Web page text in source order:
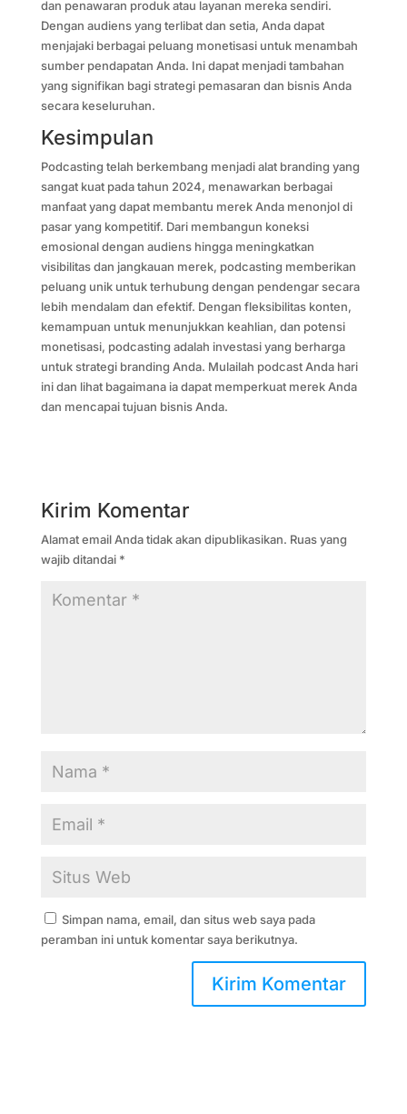
dan penawaran produk atau layanan mereka sendiri.
Dengan audiens yang terlibat dan setia, Anda dapat
menjajaki berbagai peluang monetisasi untuk menambah
sumber pendapatan Anda. Ini dapat menjadi tambahan
yang signifikan bagi strategi pemasaran dan bisnis Anda
secara keseluruhan.
Kesimpulan
Podcasting telah berkembang menjadi alat branding yang
sangat kuat pada tahun 2024, menawarkan berbagai
manfaat yang dapat membantu merek Anda menonjol di
pasar yang kompetitif. Dari membangun koneksi
emosional dengan audiens hingga meningkatkan
visibilitas dan jangkauan merek, podcasting memberikan
peluang unik untuk terhubung dengan pendengar secara
lebih mendalam dan efektif. Dengan fleksibilitas konten,
kemampuan untuk menunjukkan keahlian, dan potensi
monetisasi, podcasting adalah investasi yang berharga
untuk strategi branding Anda. Mulailah podcast Anda hari
ini dan lihat bagaimana ia dapat memperkuat merek Anda
dan mencapai tujuan bisnis Anda.
Kirim Komentar
Alamat email Anda tidak akan dipublikasikan. Ruas yang
wajib ditandai *
Simpan nama, email, dan situs web saya pada
peramban ini untuk komentar saya berikutnya.